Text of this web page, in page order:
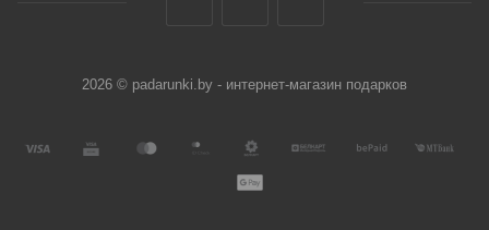
2026 © padarunki.by - интернет-магазин подарков